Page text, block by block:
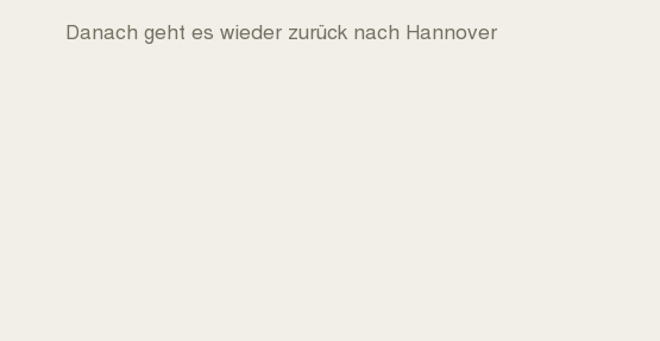
Danach geht es wieder zurück nach Hannover